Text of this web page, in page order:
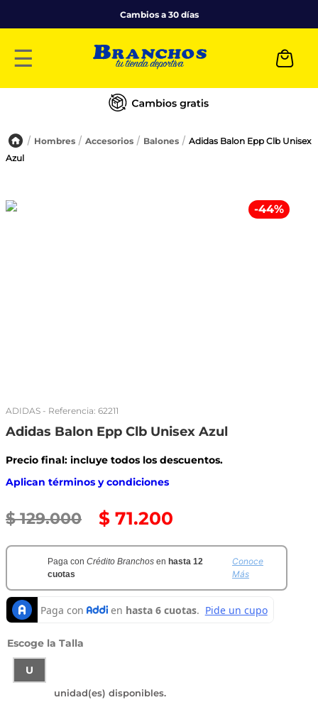
Cambios a 30 días
☰
Hombres Accesorios Balones
Adidas Balon Epp Clb Unisex
Azul
-44%
ADIDAS - Referencia: 62211
Adidas Balon Epp Clb Unisex Azul
Precio final: incluye todos los descuentos.
Aplican términos y condiciones
$ 129.000 $ 71.200
Paga con Crédito Branchos en hasta 12
cuotas
Conoce
Más
Talla
U